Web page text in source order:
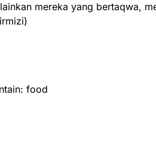
mereka yang bertaqwa,